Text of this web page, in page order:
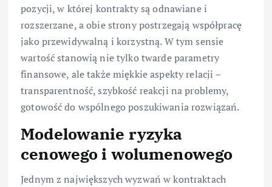
pozycji, w której kontrakty są odnawiane i
rozszerzane, a obie strony postrzegają współpracę
jako przewidywalną i korzystną. W tym sensie
wartość stanowią nie tylko twarde parametry
finansowe, ale także miękkie aspekty relacji –
transparentność, szybkość reakcji na problemy,
gotowość do wspólnego poszukiwania rozwiązań.
Modelowanie ryzyka
cenowego i wolumenowego
Jednym z największych wyzwań w kontraktach